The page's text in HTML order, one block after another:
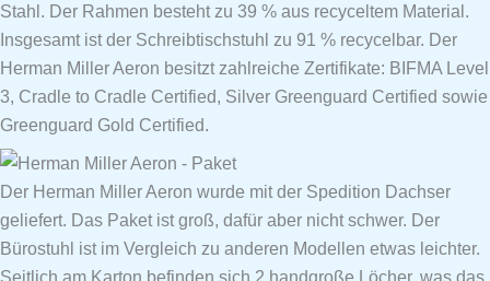
Stahl. Der Rahmen besteht zu 39 % aus recyceltem Material.
Insgesamt ist der Schreibtischstuhl zu 91 % recycelbar. Der
Herman Miller Aeron besitzt zahlreiche Zertifikate: BIFMA Level
3, Cradle to Cradle Certified, Silver Greenguard Certified sowie
Greenguard Gold Certified.
Der Herman Miller Aeron wurde mit der Spedition Dachser
geliefert. Das Paket ist groß, dafür aber nicht schwer. Der
Bürostuhl ist im Vergleich zu anderen Modellen etwas leichter.
Seitlich am Karton befinden sich 2 handgroße Löcher, was das